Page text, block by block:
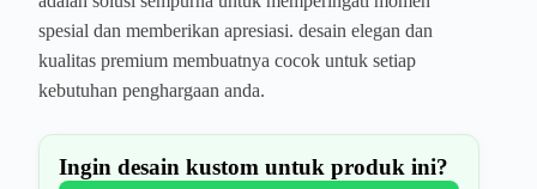
spesial dan memberikan apresiasi. desain elegan dan
kualitas premium membuatnya cocok untuk setiap
kebutuhan penghargaan anda.
Ingin desain kustom untuk produk ini?